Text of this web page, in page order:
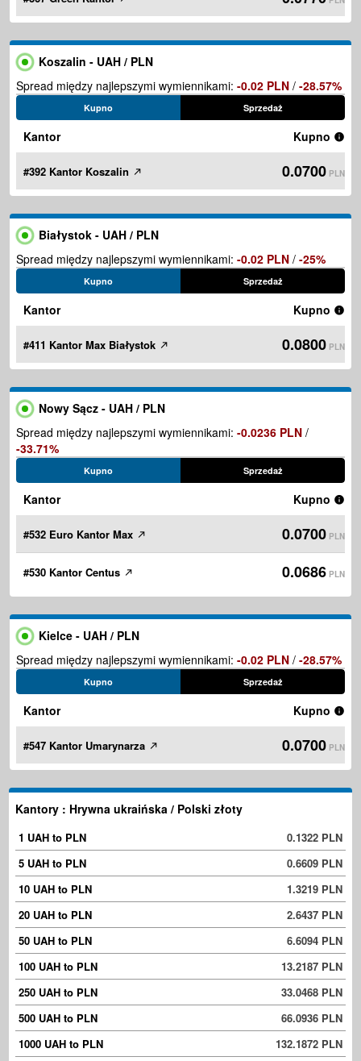
Koszalin - UAH / PLN
Spread między najlepszymi wymiennikami: -0.02 PLN / -28.57%
Kupno Sprzedaż
Kantor Kupno
#392 Kantor Koszalin 0.0700 PLN
Białystok - UAH / PLN
Spread między najlepszymi wymiennikami: -0.02 PLN / -25%
Kupno Sprzedaż
Kantor Kupno
#411 Kantor Max Białystok 0.0800 PLN
Nowy Sącz - UAH / PLN
Spread między najlepszymi wymiennikami: -0.0236 PLN /
-33.71%
Kupno Sprzedaż
Kantor Kupno
#532 Euro Kantor Max 0.0700 PLN
#530 Kantor Centus 0.0686 PLN
Kielce - UAH / PLN
Spread między najlepszymi wymiennikami: -0.02 PLN / -28.57%
Kupno Sprzedaż
Kantor Kupno
#547 Kantor Umarynarza 0.0700 PLN
Kantory : Hrywna ukraińska / Polski złoty
1 UAH to PLN
0.1322 PLN
5 UAH to PLN
0.6609 PLN
10 UAH to PLN
1.3219 PLN
20 UAH to PLN
2.6437 PLN
50 UAH to PLN
6.6094 PLN
100 UAH to PLN
13.2187 PLN
250 UAH to PLN
33.0468 PLN
500 UAH to PLN
66.0936 PLN
1000 UAH to PLN
132.1872 PLN